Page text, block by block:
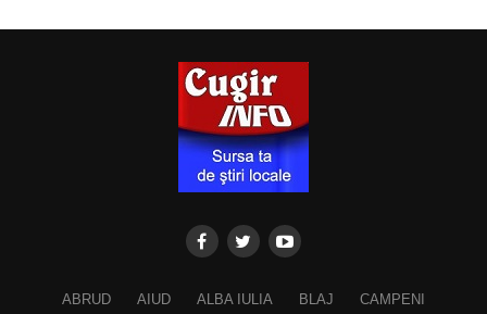
ABRUD AIUD ALBA IULIA BLAJ CAMPENI